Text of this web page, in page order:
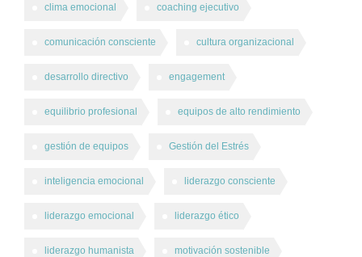
clima emocional coaching ejecutivo
comunicación consciente cultura organizacional
desarrollo directivo engagement
equilibrio profesional equipos de alto rendimiento
gestión de equipos Gestión del Estrés
inteligencia emocional liderazgo consciente
liderazgo emocional liderazgo ético
liderazgo humanista motivación sostenible